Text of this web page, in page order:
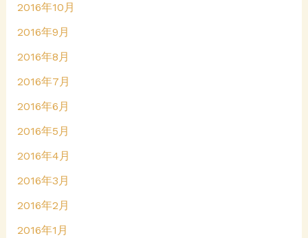
2016年10月
2016年9月
2016年8月
2016年7月
2016年6月
2016年5月
2016年4月
2016年3月
2016年2月
2016年1月